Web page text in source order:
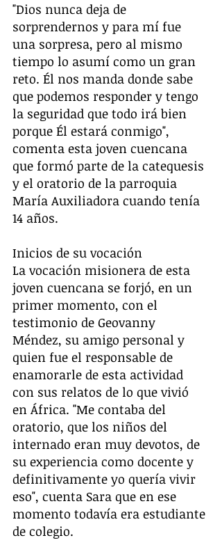
"Dios nunca deja de
sorprendernos y para mí fue
una sorpresa, pero al mismo
tiempo lo asumí como un gran
reto. Él nos manda donde sabe
que podemos responder y tengo
la seguridad que todo irá bien
porque Él estará conmigo",
comenta esta joven cuencana
que formó parte de la catequesis
y el oratorio de la parroquia
María Auxiliadora cuando tenía
14 años.
Inicios de su vocación
La vocación misionera de esta
joven cuencana se forjó, en un
primer momento, con el
testimonio de Geovanny
Méndez, su amigo personal y
quien fue el responsable de
enamorarle de esta actividad
con sus relatos de lo que vivió
en África. "Me contaba del
oratorio, que los niños del
internado eran muy devotos, de
su experiencia como docente y
definitivamente yo quería vivir
eso", cuenta Sara que en ese
momento todavía era estudiante
de colegio.